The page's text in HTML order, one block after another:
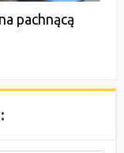
pachnącą